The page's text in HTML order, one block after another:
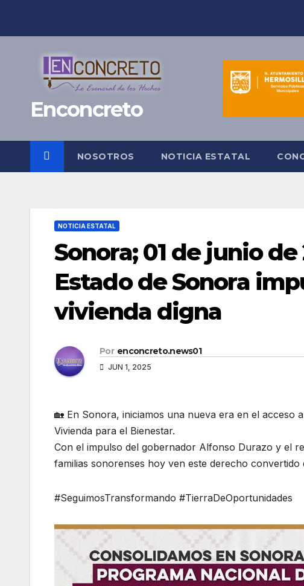
Enconcreto
NOSOTROS NOTICIA ESTATAL
NOTICIA ESTATAL
Sonora; 01 de junio
Estado de Sonora
vivienda digna
Por enconcreto.news01
JUN 1, 2025
🏡 En Sonora, iniciamos una nueva era en el acceso
Vivienda para el Bienestar.
Con el impulso del gobernador Alfonso Durazo y el
familias sonorenses hoy ven este derecho convertido
#SeguimosTransformando #TierraDeOportunidades